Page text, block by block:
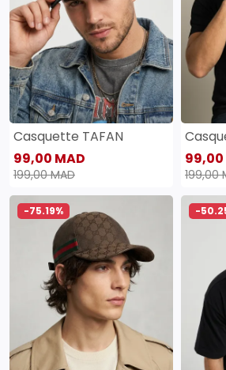
Casquette TAFAN
99,00 MAD
199,00 MAD
99,00
199,00
-75.19% -